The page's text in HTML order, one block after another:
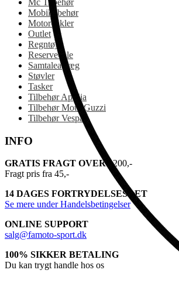
Mobiltilbehør
Motorcykler
Outlet
Regntøj
Reservedele
Samtaleanlæg
Støvler
Tasker
Tilbehør Aprilia
Tilbehør Moto Guzzi
Tilbehør Vespa
INFO
GRATIS FRAGT OVER1200,-
Fragt pris fra 45,-
14 DAGES FORTRYDELSESRET
Se mere under Handelsbetingelser
ONLINE SUPPORT
salg@famoto-sport.dk
100% SIKKER BETALING
Du kan trygt handle hos os